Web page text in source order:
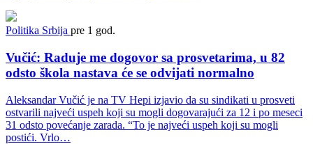
Politika Srbija pre 1 god.
Vučić: Raduje me dogovor sa prosvetarima, u 82
odsto škola nastava će se odvijati normalno
Aleksandar Vučić je na TV Hepi izjavio da su sindikati u prosveti
ostvarili najveći uspeh koji su mogli dogovarajući za 12 i po meseci
31 odsto povećanje zarada. “To je najveći uspeh koji su mogli
postići. Vrlo…